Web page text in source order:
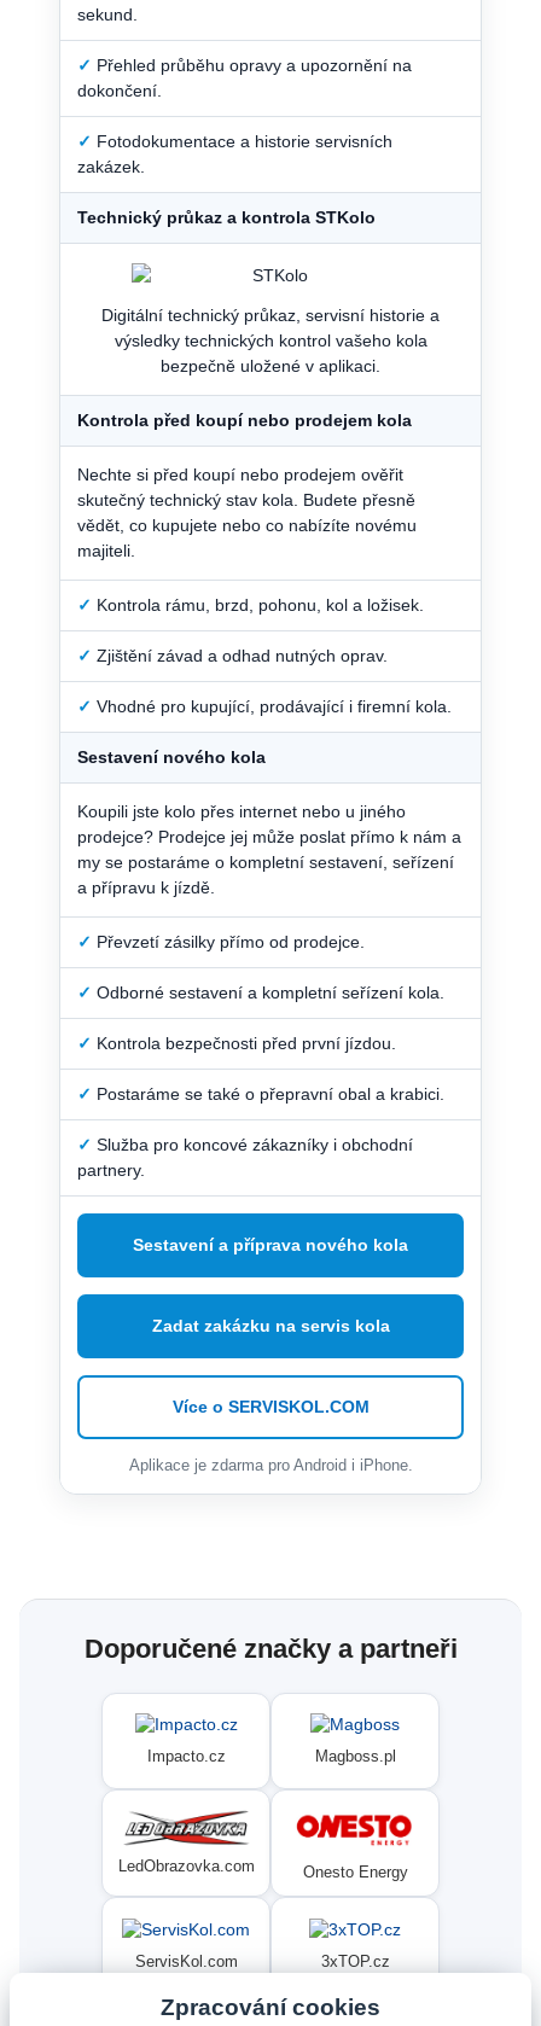
sekund.
✓ Přehled průběhu opravy a upozornění na
dokončení.
✓ Fotodokumentace a historie servisních
zakázek.
Technický průkaz a kontrola STKolo
Digitální technický průkaz, servisní historie a
výsledky technických kontrol vašeho kola
bezpečně uložené v aplikaci.
Kontrola před koupí nebo prodejem kola
Nechte si před koupí nebo prodejem ověřit
skutečný technický stav kola. Budete přesně
vědět, co kupujete nebo co nabízíte novému
majiteli.
✓ Kontrola rámu, brzd, pohonu, kol a ložisek.
✓ Zjištění závad a odhad nutných oprav.
✓ Vhodné pro kupující, prodávající i firemní kola.
Sestavení nového kola
Koupili jste kolo přes internet nebo u jiného
prodejce? Prodejce jej může poslat přímo k nám a
my se postaráme o kompletní sestavení, seřízení
a přípravu k jízdě.
✓ Převzetí zásilky přímo od prodejce.
✓ Odborné sestavení a kompletní seřízení kola.
✓ Kontrola bezpečnosti před první jízdou.
✓ Postaráme se také o přepravní obal a krabici.
✓ Služba pro koncové zákazníky i obchodní
partnery.
Sestavení a příprava nového kola
Zadat zakázku na servis kola
Více o SERVISKOL.COM
Aplikace je zdarma pro Android i iPhone.
Doporučené značky a partneři
Impacto.cz Magboss.pl
LedObrazovka.com Onesto Energy
ServisKol.com 3xTOP.cz
Zpracování cookies